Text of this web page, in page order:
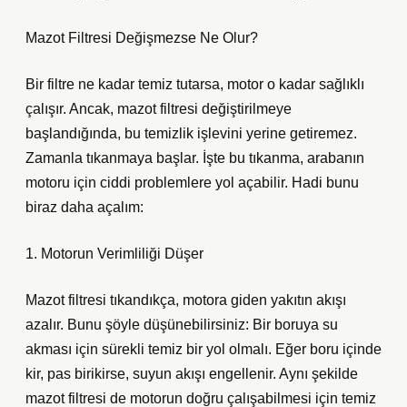
Mazot Filtresi Değişmezse Ne Olur?
Bir filtre ne kadar temiz tutarsa, motor o kadar sağlıklı
çalışır. Ancak, mazot filtresi değiştirilmeye
başlandığında, bu temizlik işlevini yerine getiremez.
Zamanla tıkanmaya başlar. İşte bu tıkanma, arabanın
motoru için ciddi problemlere yol açabilir. Hadi bunu
biraz daha açalım:
1. Motorun Verimliliği Düşer
Mazot filtresi tıkandıkça, motora giden yakıtın akışı
azalır. Bunu şöyle düşünebilirsiniz: Bir boruya su
akması için sürekli temiz bir yol olmalı. Eğer boru içinde
kir, pas birikirse, suyun akışı engellenir. Aynı şekilde
mazot filtresi de motorun doğru çalışabilmesi için temiz